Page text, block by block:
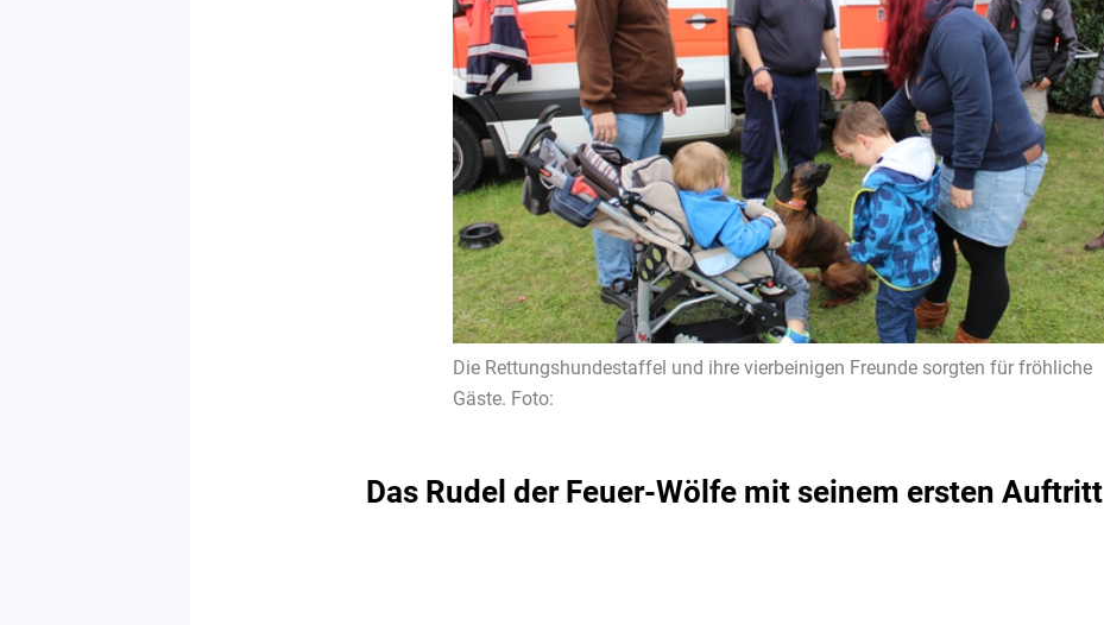
Die Rettungshundestaffel und ihre vierbeinigen Freunde sorgten für fröhliche
Gäste. Foto:
Das Rudel der Feuer-Wölfe mit seinem ersten Auftritt